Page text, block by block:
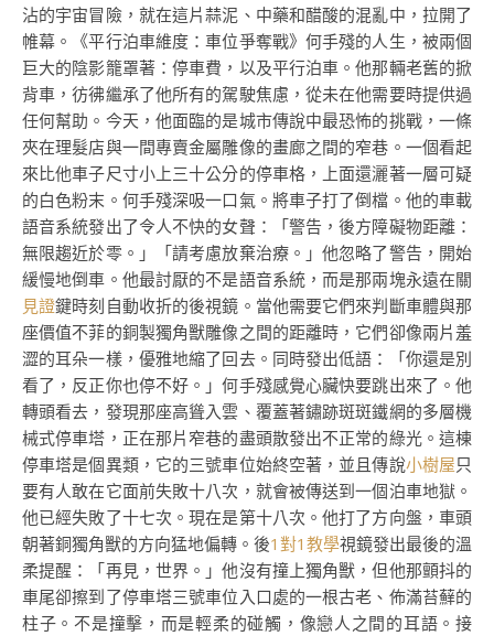
沾的宇宙冒險，就在這片蒜泥、中藥和醋酸的混亂中，拉開了
帷幕。《平行泊車維度：車位爭奪戰》何手殘的人生，被兩個
巨大的陰影籠罩著：停車費，以及平行泊車。他那輛老舊的掀
背車，彷彿繼承了他所有的駕駛焦慮，從未在他需要時提供過
任何幫助。今天，他面臨的是城市傳說中最恐怖的挑戰，一條
夾在理髮店與一間專賣金屬雕像的畫廊之間的窄巷。一個看起
來比他車子尺寸小上三十公分的停車格，上面還灑著一層可疑
的白色粉末。何手殘深吸一口氣。將車子打了倒檔。他的車載
語音系統發出了令人不快的女聲：「警告，後方障礙物距離：
無限趨近於零。」「請考慮放棄治療。」他忽略了警告，開始
緩慢地倒車。他最討厭的不是語音系統，而是那兩塊永遠在關
見證鍵時刻自動收折的後視鏡。當他需要它們來判斷車體與那
座價值不菲的銅製獨角獸雕像之間的距離時，它們卻像兩片羞
澀的耳朵一樣，優雅地縮了回去。同時發出低語：「你還是別
看了，反正你也停不好。」何手殘感覺心臟快要跳出來了。他
轉頭看去，發現那座高聳入雲、覆蓋著鏽跡斑斑鐵網的多層機
械式停車塔，正在那片窄巷的盡頭散發出不正常的綠光。這棟
停車塔是個異類，它的三號車位始終空著，並且傳說小樹屋只
要有人敢在它面前失敗十八次，就會被傳送到一個泊車地獄。
他已經失敗了十七次。現在是第十八次。他打了方向盤，車頭
朝著銅獨角獸的方向猛地偏轉。後1對1教學視鏡發出最後的溫
柔提醒：「再見，世界。」他沒有撞上獨角獸，但他那顫抖的
車尾卻擦到了停車塔三號車位入口處的一根古老、佈滿苔蘚的
柱子。不是撞擊，而是輕柔的碰觸，像戀人之間的耳語。接